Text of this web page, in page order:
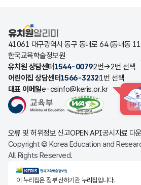
유치원알리미
41061 대구광역시 동구 동내로 64 (동내동
한국교육학술정보원
유치원 상담센터 1544-00792번→2번 선택
어린이집 상담센터1566-32321번 선택
대표 이메일e-csinfo@keris.or.kr
오류 및 허위정보 신고OPEN API공시자료 다
Copyright © Korea Education and
All Rights Reserved.
KERIS한국교육학술정보원
이 누리집은 정부 산하기관 누리집입니다.